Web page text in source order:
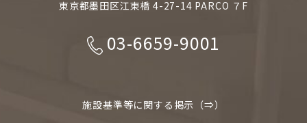
東京都墨田区江東橋 4-27-14 PARCO ７F
03-6659-9001
施設基準等に関する掲示（⇒）